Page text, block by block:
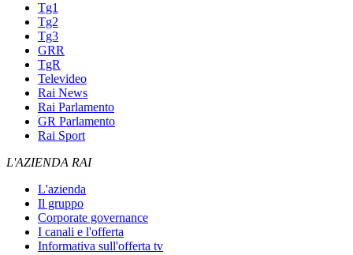
Tg1
Tg2
Tg3
GRR
TgR
Televideo
Rai News
Rai Parlamento
GR Parlamento
Rai Sport
L'AZIENDA RAI
L'azienda
Il gruppo
Corporate governance
I canali e l'offerta
Informativa sull'offerta tv